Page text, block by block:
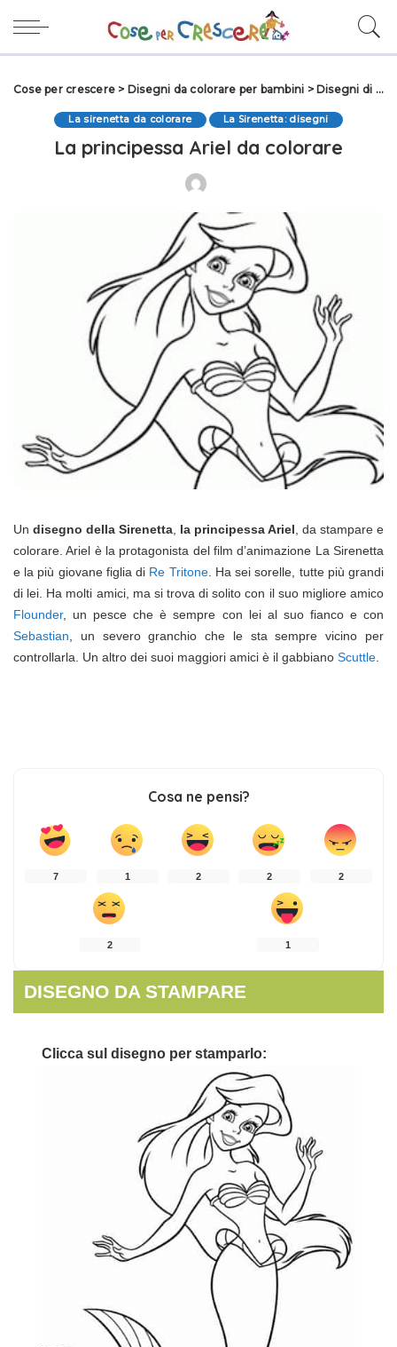
Cose per crescere > Disegni da colorare per bambini > Disegni di Fiabe da colorare
La sirenetta da colorare La Sirenetta: disegni
La principessa Ariel da colorare
Un disegno della Sirenetta la principessa Ariel , da stampare e
colorare. Ariel è la protagonista del film d’animazione La Sirenetta
e la più giovane figlia di Re Tritone. Ha sei sorelle, tutte più grandi
di lei. Ha molti amici, ma si trova di solito con il suo migliore amico
Flounder, un pesce che è sempre con lei al suo fianco e con
Sebastian , un severo granchio che le sta sempre vicino per
controllarla. Un altro dei suoi maggiori amici è il gabbiano Scuttle
Cosa ne pensi?
7 1 2 2 2
2 1
DISEGNO DA STAMPARE
Clicca sul disegno per stamparlo: